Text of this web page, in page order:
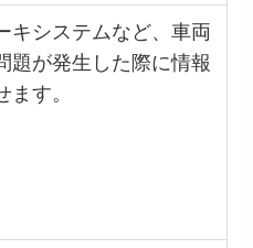
キシステムなど、車両
題が発生した際に情報
す。